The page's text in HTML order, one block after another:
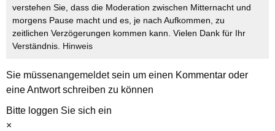
verstehen Sie, dass die Moderation zwischen Mitternacht und
morgens Pause macht und es, je nach Aufkommen, zu
zeitlichen Verzögerungen kommen kann. Vielen Dank für Ihr
Verständnis. Hinweis
Sie müssenangemeldetsein um einen Kommentar oder
eine Antwort schreiben zu können
Bitte loggen Sie sich ein
×